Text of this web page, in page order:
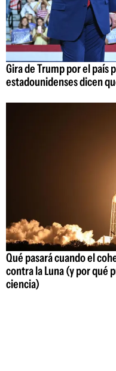
Gira de Trump por el país
estadounidenses dicen
Qué pasará cuando el
contra la Luna (y por qué
ciencia)